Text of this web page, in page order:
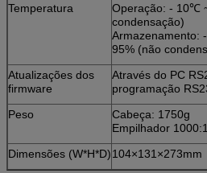
Temperatura
Operação: - 10℃
condensação)
95% (não
Atualizações dos
firmware
Através do PC
programação
Peso
Cabeça: 1750g
Empilhador
Dimensões (W*H*D)104×131×273mm